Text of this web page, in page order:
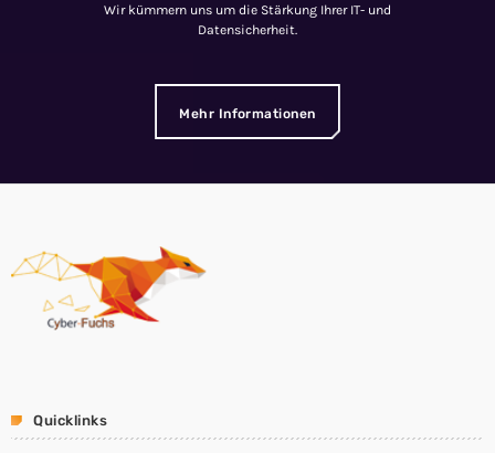
Wir kümmern uns um die Stärkung Ihrer IT- und
Datensicherheit.
Mehr Informationen
Quicklinks